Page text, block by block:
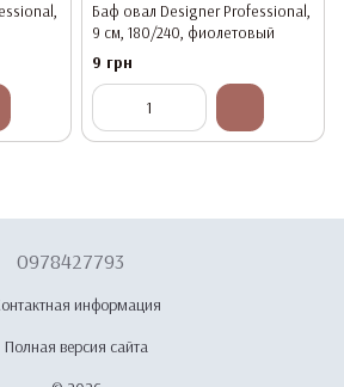
Баф овал Designer Professional,
9 см, 180/240, фиолетовый
9 грн
0978427793
информация
Полная версия сайта